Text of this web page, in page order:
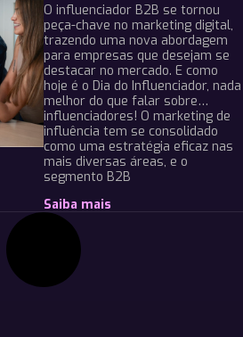
O influenciador B2B se tornou
peça-chave no marketing digital,
trazendo uma nova abordagem
para empresas que desejam se
destacar no mercado. E como
hoje é o Dia do Influenciador, nada
melhor do que falar sobre…
influenciadores! O marketing de
influência tem se consolidado
como uma estratégia eficaz nas
mais diversas áreas, e o
segmento B2B
Saiba mais